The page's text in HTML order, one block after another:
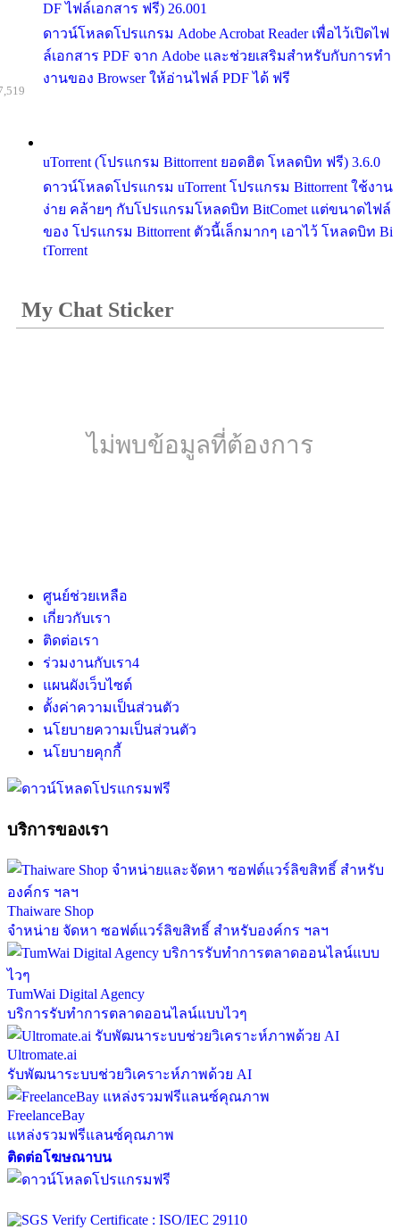
DF ไฟล์เอกสาร ฟรี) 26.001
ดาวน์โหลดโปรแกรม Adobe Acrobat Reader เพื่อไว้เปิดไฟ
ล์เอกสาร PDF จาก Adobe และช่วยเสริมสำหรับกับการทำ
งานของ Browser ให้อ่านไฟล์ PDF ได้ ฟรี
uTorrent (โปรแกรม Bittorrent ยอดฮิต โหลดบิท ฟรี) 3.6.0
ดาวน์โหลดโปรแกรม uTorrent โปรแกรม Bittorrent ใช้งาน
ง่าย คล้ายๆ กับโปรแกรมโหลดบิท BitComet แต่ขนาดไฟล์
ของ โปรแกรม Bittorrent ตัวนี้เล็กมากๆ เอาไว้ โหลดบิท Bi
tTorrent
My Chat Sticker
ไม่พบข้อมูลที่ต้องการ
ศูนย์ช่วยเหลือ
เกี่ยวกับเรา
ติดต่อเรา
ร่วมงานกับเรา4
แผนผังเว็บไซต์
ตั้งค่าความเป็นส่วนตัว
นโยบายความเป็นส่วนตัว
นโยบายคุกกี้
บริการของเรา
Thaiware Shop
จำหน่าย จัดหา ซอฟต์แวร์ลิขสิทธิ์ สำหรับองค์กร ฯลฯ
TumWai Digital Agency
บริการรับทำการตลาดออนไลน์แบบไวๆ
Ultromate.ai
รับพัฒนาระบบช่วยวิเคราะห์ภาพด้วย AI
FreelanceBay
แหล่งรวมฟรีแลนซ์คุณภาพ
ติดต่อโฆษณาบน